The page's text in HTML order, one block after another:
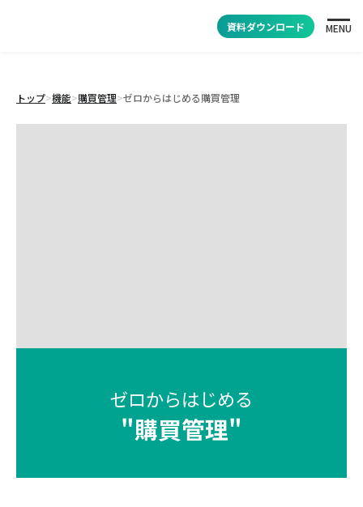
資料ダウンロード MENU
トップ>機能>購買管理>ゼロからはじめる購買管理
ゼロからはじめる
"購買管理"